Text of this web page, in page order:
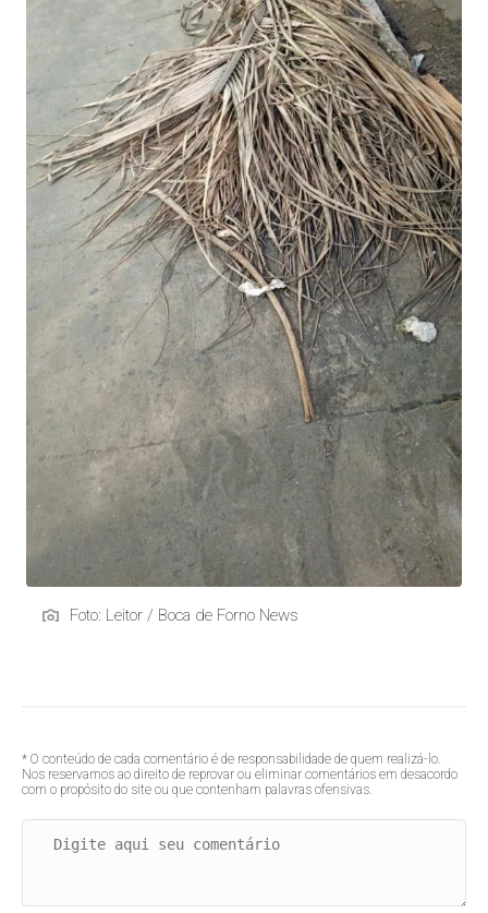
Foto: Leitor / Boca de Forno News
* O conteúdo de cada comentário é de responsabilidade de quem realizá-lo.
Nos reservamos ao direito de reprovar ou eliminar comentários em desacordo
com o propósito do site ou que contenham palavras ofensivas.